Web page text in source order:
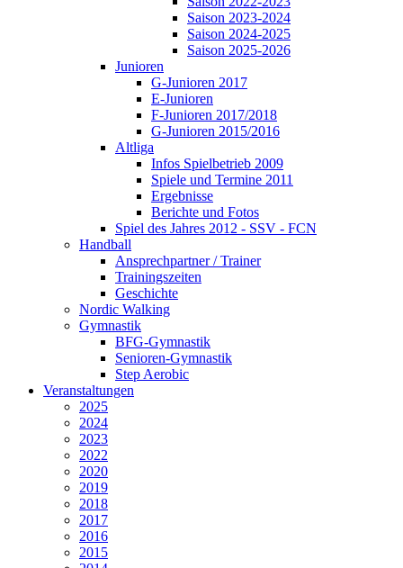
Saison 2023-2024
Saison 2024-2025
Saison 2025-2026
Junioren
G-Junioren 2017
E-Junioren
F-Junioren 2017/2018
G-Junioren 2015/2016
Altliga
Infos Spielbetrieb 2009
Spiele und Termine 2011
Ergebnisse
Berichte und Fotos
Spiel des Jahres 2012 - SSV - FCN
Handball
Ansprechpartner / Trainer
Trainingszeiten
Geschichte
Nordic Walking
Gymnastik
BFG-Gymnastik
Senioren-Gymnastik
Step Aerobic
Veranstaltungen
2025
2024
2023
2022
2020
2019
2018
2017
2016
2015